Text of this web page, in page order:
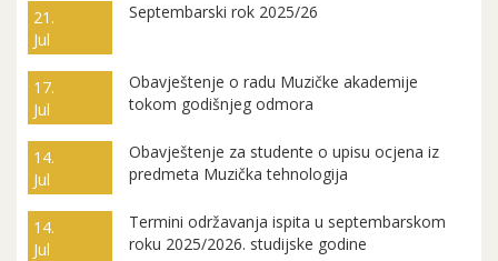
21.
Jul
Septembarski rok 2025/26
17.
Jul
Obavještenje o radu Muzičke akademije
tokom godišnjeg odmora
14.
Jul
Obavještenje za studente o upisu ocjena iz
predmeta Muzička tehnologija
14.
Jul
Termini održavanja ispita u septembarskom
roku 2025/2026. studijske godine